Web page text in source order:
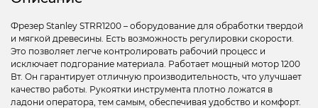
Фрезер Stanley STRR1200 – оборудование для обработки твердой
и мягкой древесины. Есть возможность регулировки скорости.
Это позволяет легче контролировать рабочий процесс и
исключает подгорание материала. Работает мощный мотор 1200
Вт. Он гарантирует отличную производительность, что улучшает
качество работы. Рукоятки инструмента плотно ложатся в
ладони оператора, тем самым, обеспечивая удобство и комфорт.